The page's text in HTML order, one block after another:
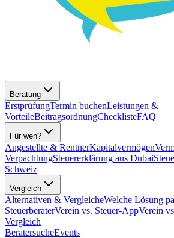
Beratung
ErstprüfungTermin buchenLeistungen &
VorteileBeitragsordnungChecklisteFAQ
Für wen?
Angestellte & RentnerKapitalvermögen
VerpachtungSteuererklärung aus Dubai
Schweiz
Vergleich
Alternativen & VergleicheWelche Lösung
SteuerberaterVerein vs. Steuer-AppVerein
Vergleich
BeratersucheEvents